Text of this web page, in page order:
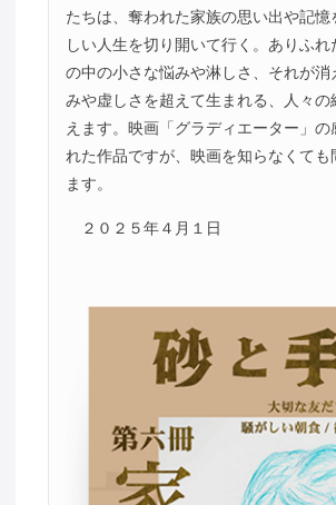
たちは、奪われた家族の思い出や記憶
しい人生を切り開いて行く。ありふれ
の中の小さな悩みや淋しさ、それが消
みや虚しさを超えて生まれる、人々の
えます。映画「グラディエーター」の
れた作品ですが、映画を知らなくても
ます。
２０２５年４月１日